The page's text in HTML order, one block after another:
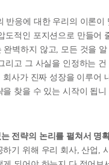
반응에 대한 우리의 이론이
도적인 포지션으로 만들어
완벽하지 않고, 모든 것을 알
리고 그 사실을 인정하는 건
회사가 진짜 성장을 이루어
찾을 수 있는 시작이 됩니
전략의 논리를 펼쳐서 명
하기 위해 우리 회사, 산업,